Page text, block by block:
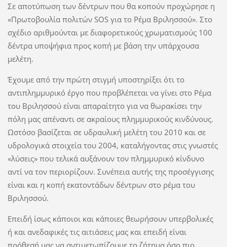
Σε αποτύπωση των δέντρων που θα κοπούν προχώρησε η
«Πρωτοβουλία πολιτών SOS για το Ρέμα Βριλησσού». Στο
σχέδιο αριθμούνται με διαφορετικούς χρωματισμούς 100
δέντρα υποψήφια προς κοπή με βάση την υπάρχουσα
μελέτη.
Έχουμε από την πρώτη στιγμή υποστηρίξει ότι το
αντιπλημμυρικό έργο που προβλέπεται να γίνει στο Ρέμα
του Βριλησσού είναι απαραίτητο για να θωρακίσει την
πόλη μας απέναντι σε ακραίους πλημμυρικούς κινδύνους.
Ωστόσο βασίζεται σε υδραυλική μελέτη του 2010 και σε
υδρολογικά στοιχεία του 2004, καταλήγοντας στις γνωστές
«λύσεις» που τελικά αυξάνουν τον πλημμυρικό κίνδυνο
αντί να τον περιορίζουν. Συνέπεια αυτής της προσέγγισης
είναι και η κοπή εκατοντάδων δέντρων στο ρέμα του
Βριλησσού.
Επειδή ίσως κάποιοι και κάποιες θεωρήσουν υπερβολικές
ή και ανεδαφικές τις αιτιάσεις μας και επειδή είναι
πρόθεσή μας να αντιμετωπίζουμε το ζήτημα όσο πιο